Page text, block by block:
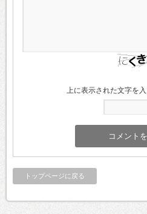
上に表示された文字を入
トップページに戻る